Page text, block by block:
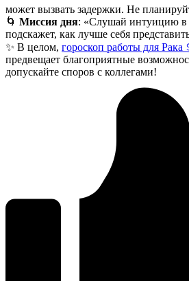
может вызвать задержки. Не
🌀 Миссия дня: «Слушай интуицию в
подскажет, как лучше себя
✨ В целом, гороскоп работы для Рака
предвещает благоприятные
допускайте споров с коллегами!